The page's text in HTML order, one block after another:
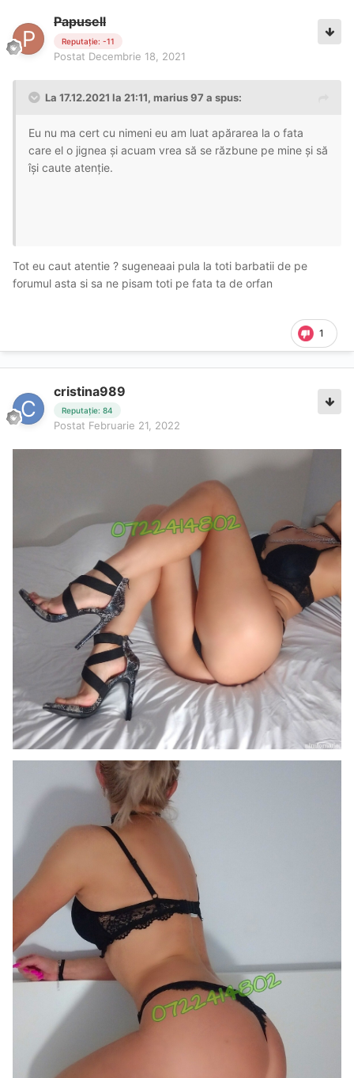
Papusell
Reputație: -11
Postat Decembrie 18, 2021
La 17.12.2021 la 21:11, marius 97 a spus:
Eu nu ma cert cu nimeni eu am luat apărarea la o fata
care el o jignea și acuam vrea să se răzbune pe mine și să
își caute atenție.
Tot eu caut atentie ? sugeneaai pula la toti barbatii de pe
forumul asta si sa ne pisam toti pe fata ta de orfan
1
cristina989
Reputație: 84
Postat Februarie 21, 2022